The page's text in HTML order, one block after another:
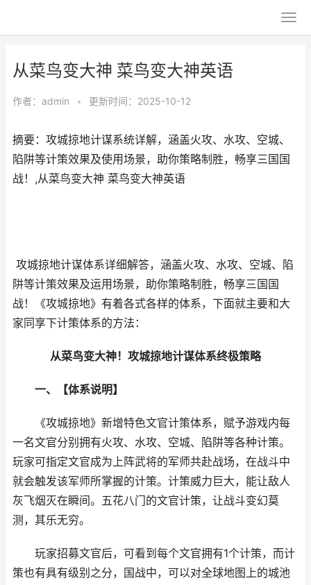
从菜鸟变大神 菜鸟变大神英语
作者： admin • 更新时间：2025-10-12
摘要：攻城掠地计谋系统详解，涵盖火攻、水攻、空城、
陷阱等计策效果及使用场景，助你策略制胜，畅享三国国
战！,从菜鸟变大神 菜鸟变大神英语
攻城掠地计谋体系详细解答，涵盖火攻、水攻、空城、陷
阱等计策效果及运用场景，助你策略制胜，畅享三国国
战！《攻城掠地》有着各式各样的体系，下面就主要和大
家同享下计策体系的方法：
从菜鸟变大神！攻城掠地计谋体系终极策略
一、【体系说明】
《攻城掠地》新增特色文官计策体系，赋予游戏内每
一名文官分别拥有火攻、水攻、空城、陷阱等各种计策。
玩家可指定文官成为上阵武将的军师共赴战场，在战斗中
就会触发该军师所掌握的计策。计策威力巨大，能让敌人
灰飞烟灭在瞬间。五花八门的文官计策，让战斗变幻莫
测，其乐无穷。
玩家招募文官后，可看到每个文官拥有1个计策，而计
策也有具有级别之分，国战中，可以对全球地图上的城池